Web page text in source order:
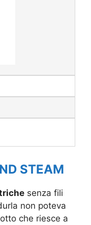
STEAM
senza fili
non poteva
che riesce a